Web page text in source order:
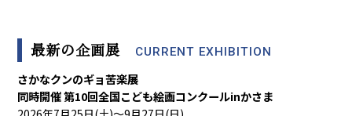
最新の企画展 CURRENT EXHIBITION
さかなクンのギョ苦楽展
同時開催 第10回全国こども絵画コンクールinかさま